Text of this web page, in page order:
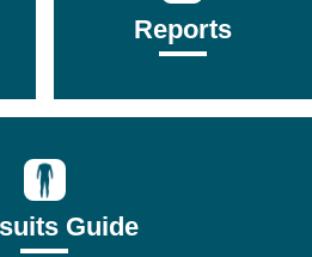
Reports
Guide